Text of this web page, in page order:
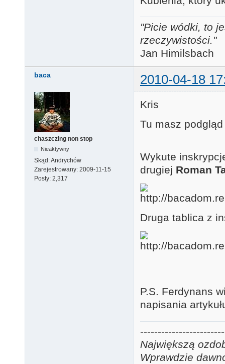
"Picie wódki, to
rzeczywistości."
Jan Himilsbach
baca 2010-04-18
chaszczing non stop
Nieaktywny
Skąd:Andrychów
Zarejestrowany: 2009-11-15
Posty: 2,317
Kris
Tu masz
Wykute
drugiej Roman
Druga tablica z
P.S. Ferdynans
napisania
Największą
Wprawdzie